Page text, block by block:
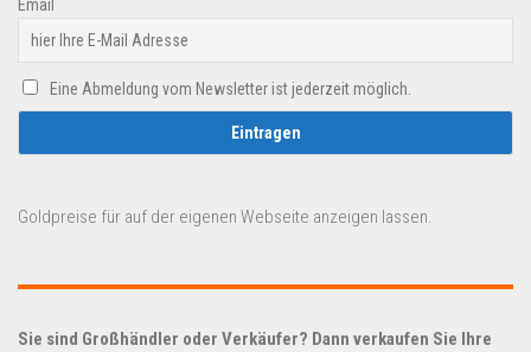
Email
Eine Abmeldung vom Newsletter ist jederzeit möglich.
Goldpreise für auf der eigenen Webseite anzeigen lassen.
Sie sind Großhändler oder Verkäufer? Dann verkaufen Sie Ihre